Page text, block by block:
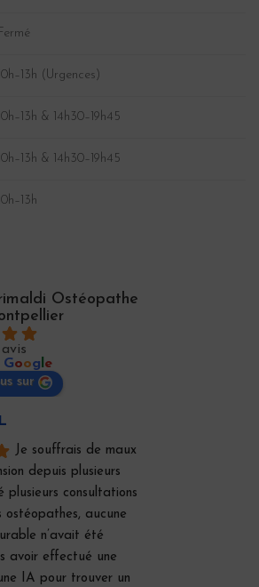
10h–13h (Urgences)
10h–13h & 14h30–19h45
10h–13h & 14h30–19h45
10h–13h
Ostéopathe
Google
sur
Je souffrais de maux
depuis plusieurs
plusieurs consultations
ostéopathes, aucune
n’avait été
avoir effectué une
IA pour trouver un